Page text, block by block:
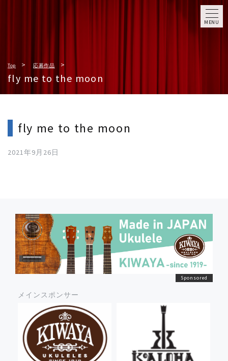
MENU
Top 応募作品
fly me to the moon
fly me to the moon
2021年9月26日
メインスポンサー